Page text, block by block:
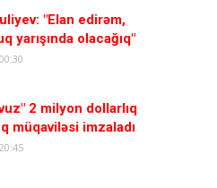
"Elan edirəm,
yarışında olacağıq"
2 milyon dollarlıq
müqaviləsi imzaladı